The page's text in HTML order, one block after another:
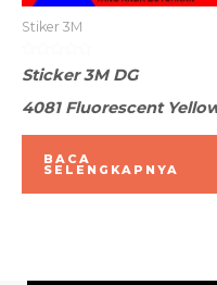
Stiker 3M
Dinilai
0
5
Sticker 3M DG
4081 Fluorescent
BACA
SELENGKAPNYA